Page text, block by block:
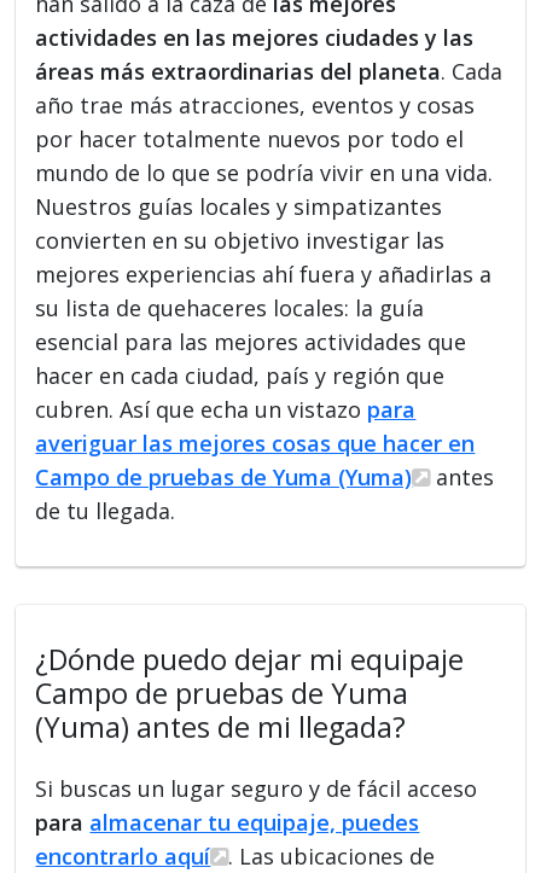
actividades en las mejores ciudades y las
áreas más extraordinarias del planeta. Cada
año trae más atracciones, eventos y cosas
por hacer totalmente nuevos por todo el
mundo de lo que se podría vivir en una vida.
Nuestros guías locales y simpatizantes
convierten en su objetivo investigar las
mejores experiencias ahí fuera y añadirlas a
su lista de quehaceres locales: la guía
esencial para las mejores actividades que
hacer en cada ciudad, país y región que
cubren. Así que echa un vistazo para
averiguar las mejores cosas que hacer en
Campo de pruebas de Yuma (Yuma)
antes
de tu llegada.
¿Dónde puedo dejar mi equipaje
Campo de pruebas de Yuma
(Yuma) antes de mi llegada?
Si buscas un lugar seguro y de fácil acceso
para almacenar tu equipaje, puedes
encontrarlo aquí
. Las ubicaciones de